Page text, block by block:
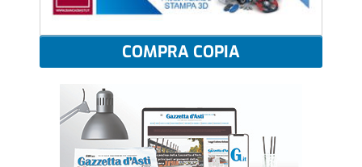
COMPRA COPIA